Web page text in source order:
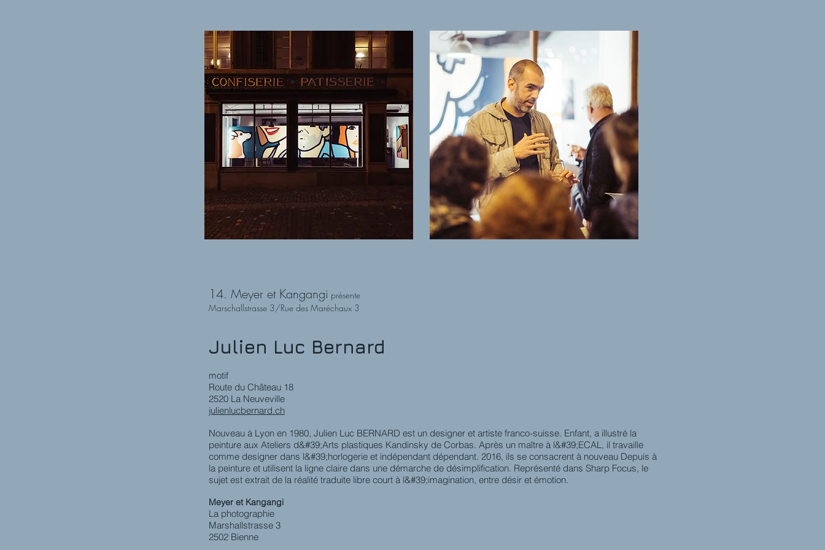
14. Meyer et Kangangi présente
Marschallstrasse 3/Rue des Maréchaux 3
Julien Luc Bernard
motif
Route du Château 18
2520 La Neuveville
julienlucbernard.ch
Nouveau à Lyon en 1980, Julien Luc BERNARD est un designer et artiste franco-suisse. Enfant, a illustré la
peinture aux Ateliers d&#39;Arts plastiques Kandinsky de Corbas. Après un maître à l&#39;ECAL, il travaille
comme designer dans l&#39;horlogerie et indépendant dépendant. 2016, ils se consacrent à nouveau Depuis à
la peinture et utilisent la ligne claire dans une démarche de désimplification. Représenté dans Sharp Focus, le
sujet est extrait de la réalité traduite libre court à l&#39;imagination, entre désir et émotion.
Meyer et Kangangi
La photographie
Marshallstrasse 3
2502 Bienne